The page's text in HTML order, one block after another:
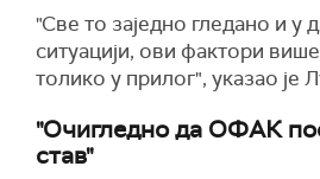
"Све то заједно гледано и у
ситуацији, ови фактори
толико у прилог", указао је
"Очигледно да ОФАК
став"